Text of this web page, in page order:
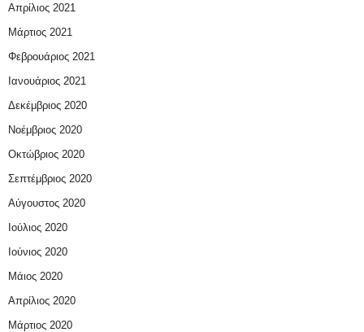
Απρίλιος 2021
Μάρτιος 2021
Φεβρουάριος 2021
Ιανουάριος 2021
Δεκέμβριος 2020
Νοέμβριος 2020
Οκτώβριος 2020
Σεπτέμβριος 2020
Αύγουστος 2020
Ιούλιος 2020
Ιούνιος 2020
Μάιος 2020
Απρίλιος 2020
Μάρτιος 2020